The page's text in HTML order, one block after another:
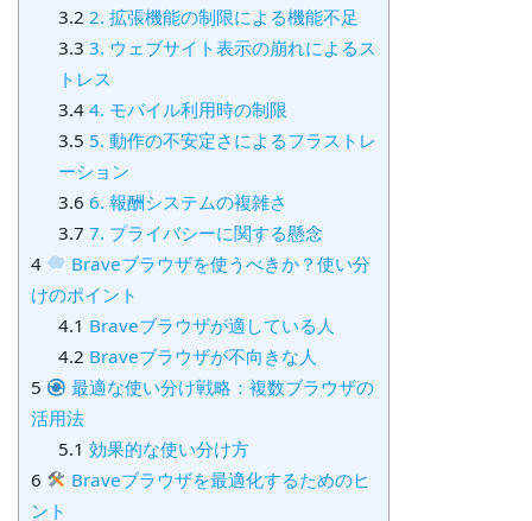
3.2 2. 拡張機能の制限による機能不足
3.3 3. ウェブサイト表示の崩れによるス
トレス
3.44. モバイル利用時の制限
3.5 5. 動作の不安定さによるフラストレ
ーション
3.6 6. 報酬システムの複雑さ
3.7 7. プライバシーに関する懸念
4
Braveブラウザを使うべきか？使い分
けのポイント
4.1 Braveブラウザが適している人
4.2 Braveブラウザが不向きな人
5
最適な使い分け戦略：複数ブラウザの
活用法
5.1 効果的な使い分け方
6
Braveブラウザを最適化するためのヒ
ント